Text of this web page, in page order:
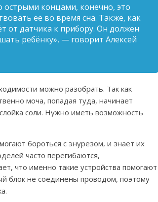
острыми концами, конечно, это
её во время сна. Также, как
от датчика к прибору. Он должен
ребёнку», — говорит Алексей
можно разобрать. Так как
моча, попадая туда, начинает
соли. Нужно иметь возможность
бороться с энурезом, и знает их
часто перегибаются,
что именно такие устройства помогают
блок не соединены проводом, поэтому